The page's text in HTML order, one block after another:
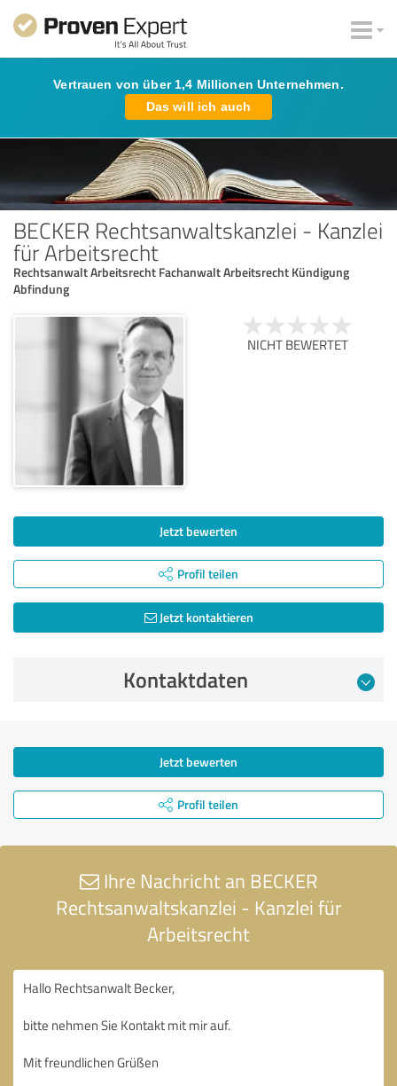
Vertrauen von über 1,4 Millionen Unternehmen.
Das will ich auch
BECKER Rechtsanwaltskanzlei - Kanzlei
für Arbeitsrecht
Rechtsanwalt Arbeitsrecht Fachanwalt Arbeitsrecht Kündigung
Abfindung
NICHT BEWERTET
Jetzt bewerten
Profil teilen
Jetzt kontaktieren
Kontaktdaten
Jetzt bewerten
Profil teilen
Ihre Nachricht an BECKER
Rechtsanwaltskanzlei - Kanzlei für
Arbeitsrecht